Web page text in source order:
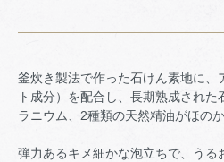
釜炊き製法で作った石けん素地に、
ト成分）を配合し、長期熟成され
ラニウム、2種類の天然精油がほのか
弾力あるキメ細かな泡立ちで、うる